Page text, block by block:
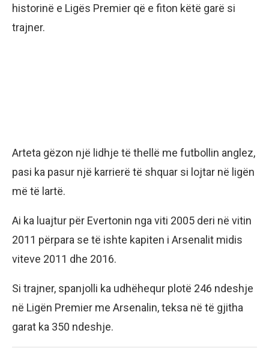
historinë e Ligës Premier që e fiton këtë garë si
trajner.
Arteta gëzon një lidhje të thellë me futbollin anglez,
pasi ka pasur një karrierë të shquar si lojtar në ligën
më të lartë.
Ai ka luajtur për Evertonin nga viti 2005 deri në vitin
2011 përpara se të ishte kapiten i Arsenalit midis
viteve 2011 dhe 2016.
Si trajner, spanjolli ka udhëhequr plotë 246 ndeshje
në Ligën Premier me Arsenalin, teksa në të gjitha
garat ka 350 ndeshje.